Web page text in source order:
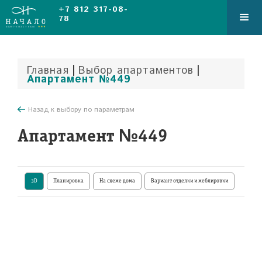
+7 812 317-08-
78
Главная | Выбор апартаментов |
Апартамент №449
Назад к выбору по параметрам
Апартамент №449
3D Планировка На схеме дома Вариант отделки и меблировки